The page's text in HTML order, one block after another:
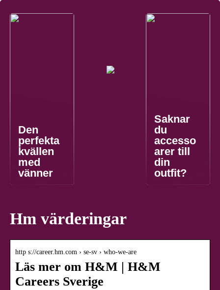
Den
perfekta
kvällen
med
vänner
Saknar
du
accesso
arer till
din
outfit?
Hm värderingar
http s://career.hm.com › se-sv › who-we-are
Läs mer om H&M | H&M
Careers Sverige